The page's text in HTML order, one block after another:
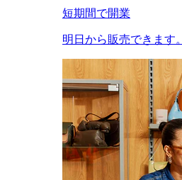
短期間で開業
明日から販売できます。